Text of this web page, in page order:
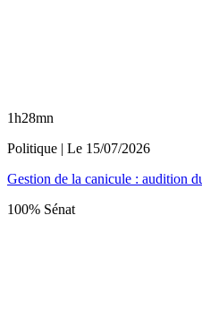
1h28mn
Politique | Le 15/07/2026
Gestion de la canicule : audition
100% Sénat